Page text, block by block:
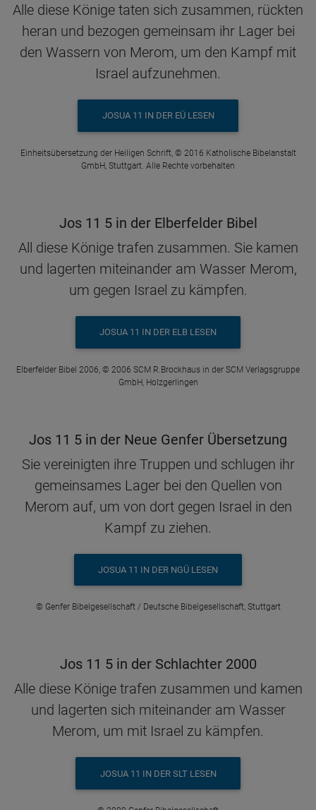
Alle diese Könige taten sich zusammen, rückten
heran und bezogen gemeinsam ihr Lager bei
den Wassern von Merom, um den Kampf mit
Israel aufzunehmen.
JOSUA 11 IN DER EÜ LESEN
Einheitsübersetzung der Heiligen Schrift, © 2016 Katholische Bibelanstalt
GmbH, Stuttgart. Alle Rechte vorbehalten
Jos 11 5 in der Elberfelder Bibel
All diese Könige trafen zusammen. Sie kamen
und lagerten miteinander am Wasser Merom,
um gegen Israel zu kämpfen.
JOSUA 11 IN DER ELB LESEN
Elberfelder Bibel 2006, © 2006 SCM R.Brockhaus in der SCM Verlagsgruppe
GmbH, Holzgerlingen
Jos 11 5 in der Neue Genfer Übersetzung
Sie vereinigten ihre Truppen und schlugen ihr
gemeinsames Lager bei den Quellen von
Merom auf, um von dort gegen Israel in den
Kampf zu ziehen.
JOSUA 11 IN DER NGÜ LESEN
© Genfer Bibelgesellschaft / Deutsche Bibelgesellschaft, Stuttgart
Jos 11 5 in der Schlachter 2000
Alle diese Könige trafen zusammen und kamen
und lagerten sich miteinander am Wasser
Merom, um mit Israel zu kämpfen.
JOSUA 11 IN DER SLT LESEN